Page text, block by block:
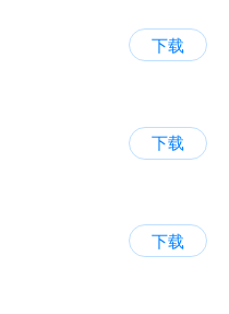
下载
下载
下载